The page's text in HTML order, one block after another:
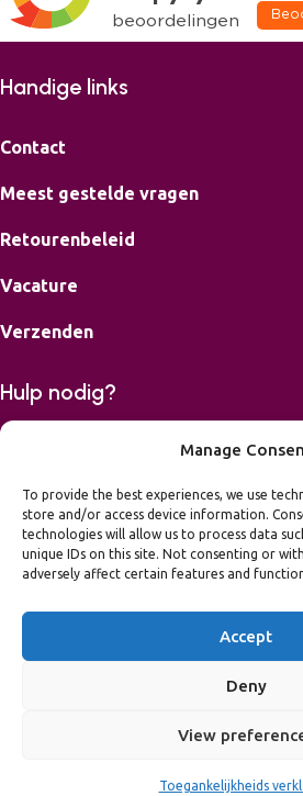
Manage
To provide the best experiences, we use
store and/or access device information.
technologies will allow us to process data
unique IDs on this site. Not consenting or
adversely affect certain features and
Accept
Deny
View
Toegankelijkheids
Handige links
Contact
Meest gestelde vragen
Retourenbeleid
Vacature
Verzenden
Hulp nodig?
Bereikbaar op maandag, dinsdag,
06 42426867
mailinfo@leukvooreenfeest.nl
Algemene
2026 Leuk voor een
NL37 INGB 0007
Kvk-nummer